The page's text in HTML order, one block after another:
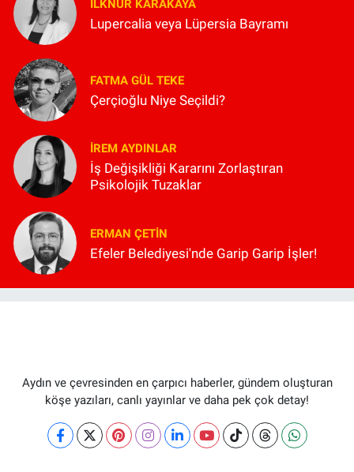
İLKNUR KARAKAYA
Lupercalia veya Lüpersia Bayramı
FATMA GÜL TEKE
Çerçioğlu Niye Seçildi?
İREM AYDINLAR
İş Değişikliği Kararını Zorlaştıran
Psikolojik Tuzaklar
ERMAN ÇETIN
Efeler Belediyesi'nde Garip Garip İşler!
Aydın ve çevresinden en çarpıcı haberler, gündem oluşturan
köşe yazıları, canlı yayınlar ve daha pek çok detay!